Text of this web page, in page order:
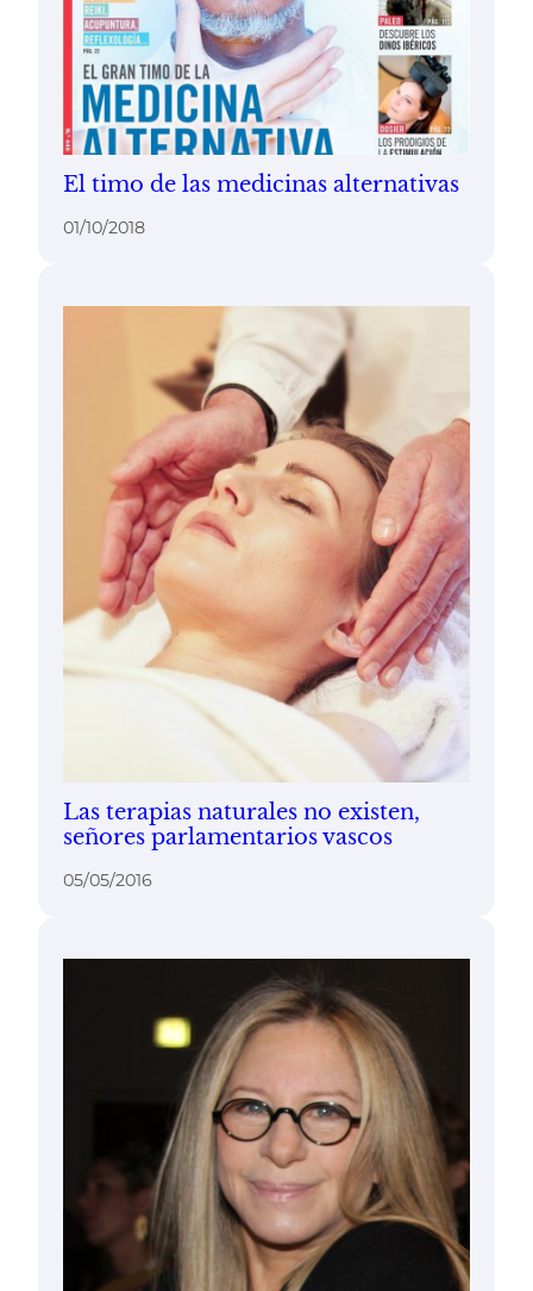
El timo de las medicinas alternativas
01/10/2018
Las terapias naturales no existen,
señores parlamentarios vascos
05/05/2016